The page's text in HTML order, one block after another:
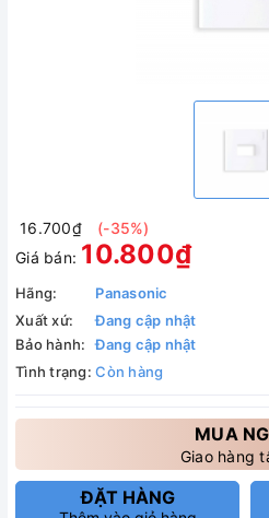
16.700₫
(-35%)
Giá bán: 10.800₫
Hãng:
Panasonic
Xuất xứ:
Đang cập nhật
Bảo hành:
Đang cập nhật
Tình trạng: Còn hàng
MUA
Giao hàng
ĐẶT HÀNG